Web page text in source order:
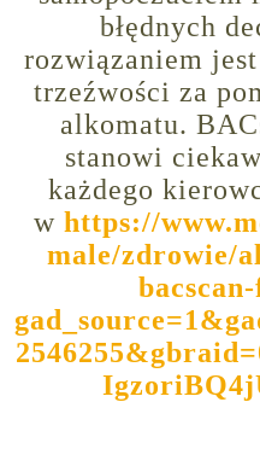
błędnych
rozwiązaniem
trzeźwości za
alkomatu.
stanowi
każdego
w https://
male/zdrowie/